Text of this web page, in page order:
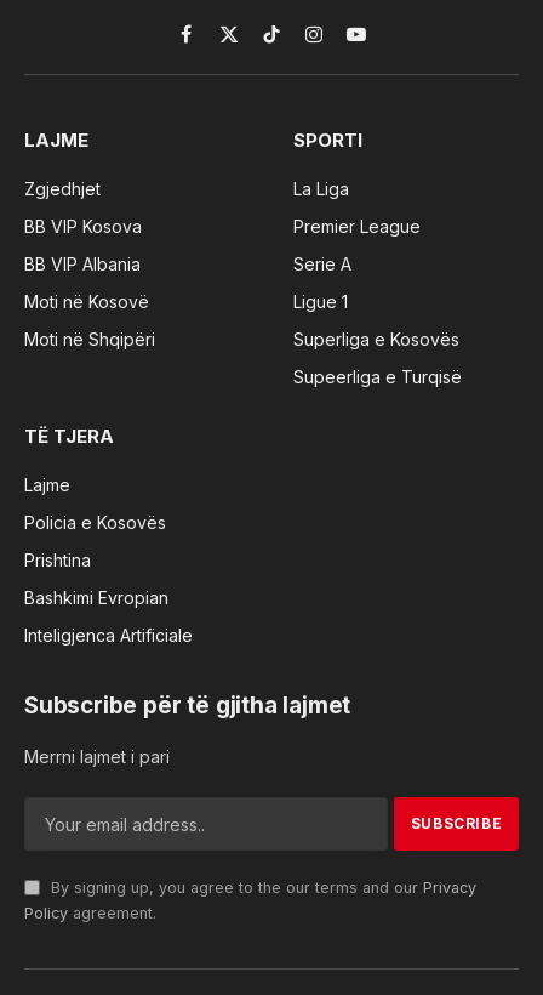
Facebook
X
(Twitter)
TikTokInstagramYouTube
LAJME
Zgjedhjet
BB VIP Kosova
BB VIP Albania
Moti në Kosovë
Moti në Shqipëri
SPORTI
La Liga
Premier League
Serie A
Ligue 1
Superliga e Kosovës
Supeerliga e Turqisë
TË TJERA
Lajme
Policia e Kosovës
Prishtina
Bashkimi Evropian
Inteligjenca Artificiale
Subscribe për të gjitha lajmet
Merrni lajmet i pari
By signing up, you agree to the our terms and our Privacy
Policy agreement.